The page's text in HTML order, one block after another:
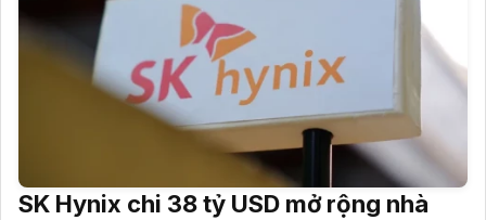
SK Hynix chi 38 tỷ USD mở rộng nhà